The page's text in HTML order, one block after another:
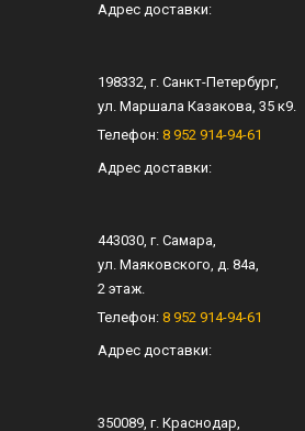
Адрес доставки:
198332, г. Санкт-Петербург,
ул. Маршала Казакова, 35 к9.
Телефон: 8 952 914-94-61
Адрес доставки:
443030, г. Самара,
ул. Маяковского, д. 84а,
2 этаж.
Телефон: 8 952 914-94-61
Адрес доставки:
350089, г. Краснодар,